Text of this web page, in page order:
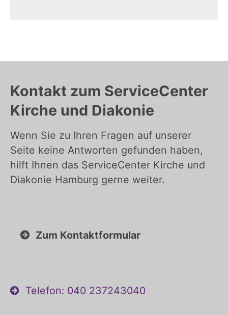
Kontakt zum ServiceCenter
Kirche und Diakonie
Wenn Sie zu Ihren Fragen auf unserer
Seite keine Antworten gefunden haben,
hilft Ihnen das ServiceCenter Kirche und
Diakonie Hamburg gerne weiter.
Zum Kontaktformular
Telefon: 040 237243040